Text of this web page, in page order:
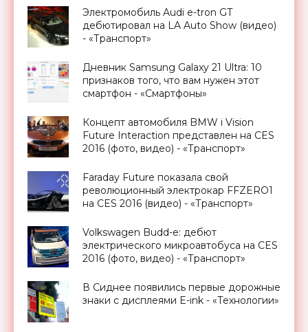
Электромобиль Audi e-tron GT
дебютировал на LA Auto Show (видео)
- «Транспорт»
Дневник Samsung Galaxy 21 Ultra: 10
признаков того, что вам нужен этот
смартфон - «Смартфоны»
Концепт автомобиля BMW i Vision
Future Interaction представлен на CES
2016 (фото, видео) - «Транспорт»
Faraday Future показала свой
революционный электрокар FFZERO1
на CES 2016 (видео) - «Транспорт»
Volkswagen Budd-e: дебют
электрического микроавтобуса на CES
2016 (фото, видео) - «Транспорт»
В Сиднее появились первые дорожные
знаки с дисплеями E-ink - «Технологии»